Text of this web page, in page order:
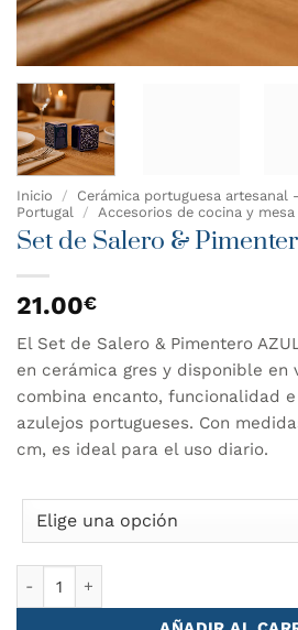
Inicio /
Cerámica portuguesa artesanal
Portugal
/ Accesorios de cocina y mesa
Set de Salero &
21.00€
El Set de Salero & Pimentero
en cerámica gres y disponible en
combina encanto, funcionalidad
azulejos portugueses. Con
cm, es ideal para el uso diario.